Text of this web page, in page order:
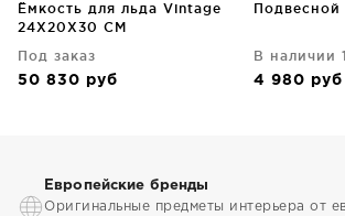
Ёмкость для льда Vintage
24X20X30 CM
Под заказ
50 830 руб
Подвесной
В наличии
4 980 руб
Европейские бренды
Оригинальные предметы интерьера от